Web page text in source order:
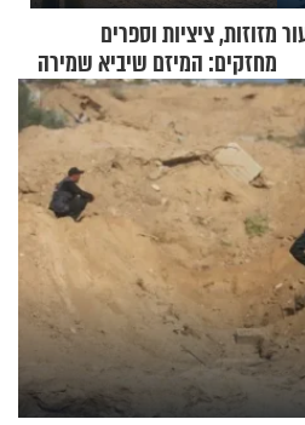
מזוזות, ציציות וספרים
מחזקים: המיזם שיביא שמירה
רוחנית לאלפי חיילי צה"ל